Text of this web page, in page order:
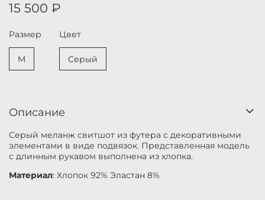
15 500 ₽
Размер
M
Цвет
Серый
Описание
Серый меланж свитшот из футера с декоративными
элементами в виде подвязок. Представленная модель
с длинным рукавом выполнена из хлопка.
Материал: Хлопок 92% Эластан 8%